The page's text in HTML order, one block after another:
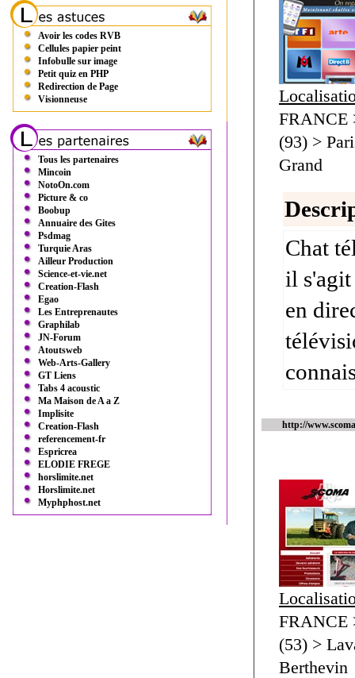
Avoir les codes RVB
Cellules papier peint
Infobulle sur image
Petit quiz en PHP
Redirection de Page
Visionneuse
Tous les partenaires
Mincoin
NotoOn.com
Picture & co
Boobup
Annuaire des Gites
Psdmag
Turquie Aras
Ailleur Production
Science-et-vie.net
Creation-Flash
Egao
Les Entreprenautes
Graphilab
JN-Forum
Atoutsweb
Web-Arts-Gallery
GT Liens
Tabs 4 acoustic
Ma Maison de A a Z
Implisite
Creation-Flash
referencement-fr
Espricrea
ELODIE FREGE
horslimite.net
Horslimite.net
Myphphost.net
FRANCE
(93) >
Grand
Chat
il
en
http://
FRANCE
(53) >
Berthevin